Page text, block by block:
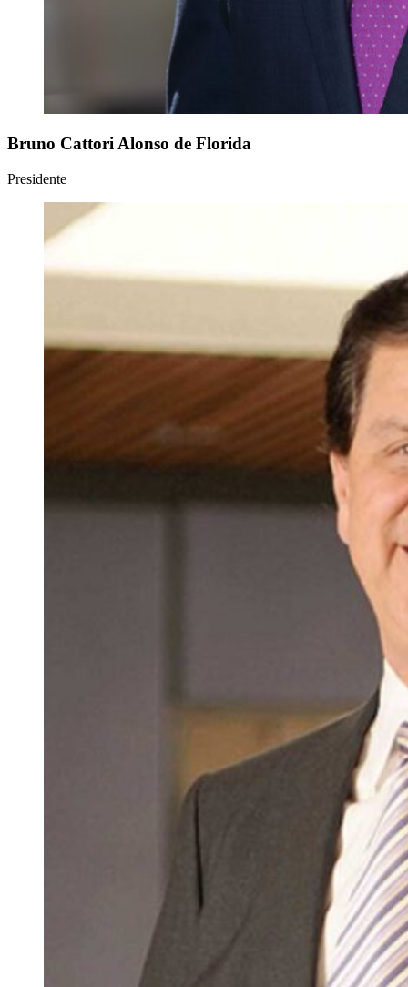
Bruno Cattori Alonso de Florida
Presidente